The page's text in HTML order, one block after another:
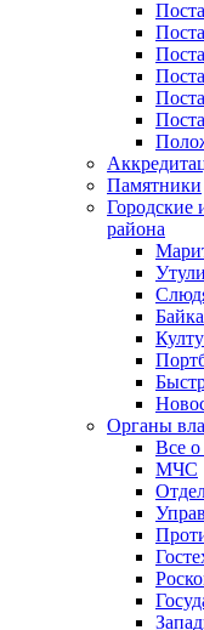
Памятники
Городские
района
Органы
Все о
МЧС